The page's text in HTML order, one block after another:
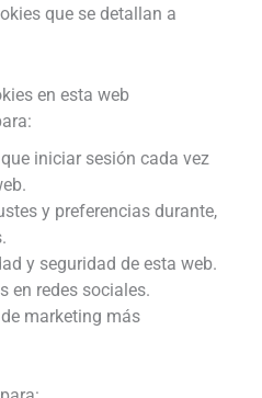
que se detallan a
en esta web
iniciar sesión cada vez
y preferencias durante,
y seguridad de esta web.
en redes sociales.
marketing más